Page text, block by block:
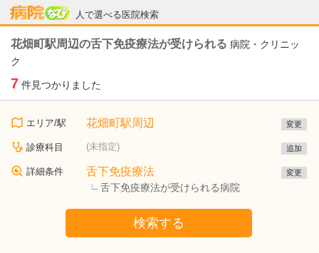
人で選べる医院検索
病院なび
花畑町駅周辺の舌下免疫療法が受けられる 病院・クリニッ
ク
7 件見つかりました
エリア/駅 花畑町駅周辺 変更
診療科目 (未指定) 追加
詳細条件 舌下免疫療法
舌下免疫療法が受けられる病院
変更
検索する